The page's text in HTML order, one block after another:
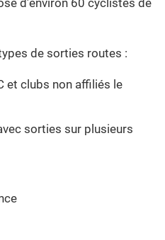
d’environ 60 cyclistes de
de sorties routes :
et clubs non affiliés le
sorties sur plusieurs